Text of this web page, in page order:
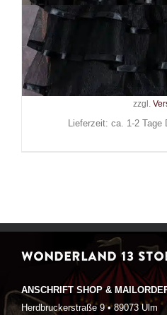
Mad
Inkl.
zzgl.
Lieferzeit: ca. 1-2 Tage
WONDERLAND 13
ANSCHRIFT SHOP &
Herdbruckerstraße 9 • 89073 Ulm